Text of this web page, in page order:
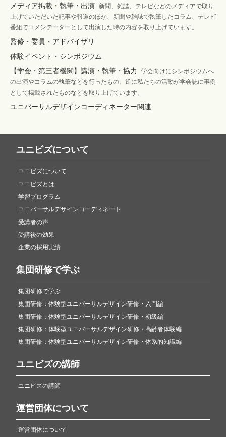
メディア掲載・執筆・出演
新聞、雑誌、テレビなどのメディアで取り
上げていただいた記事や報道のほか、新聞や雑誌で執筆したコラム、テレビ
番組でコメンテーターとして出演した時の内容を取り上げています。
監修・委員・アドバイザリ
体験イベント・シンポジウム
【学会・第三者機関】講演・執筆・協力
学会向けにシンポジウムへ
の出演やコラムの執筆などを行ったもの、逆に私たちの活動が学会誌に事例
として掲載されたものなどを取り上げています。
ユニバーサルデザインコーディネーター関連
ユニビズについて
ユニビズについて
ユニビズとは
学習プログラム
ユニバーサルデザインコーディネート
受講者の声
受講後の効果
企業の採用実績
集団研修で学ぶ
集団研修で学ぶ
集団研修：体験型ユニバーサルデザイン研修・入門編
集団研修：体験型ユニバーサルデザイン研修・初級編
集団研修：体験型ユニバーサルデザイン研修・高齢者体験編
集団研修：体験型ユニバーサルデザイン研修・体系的知識編
ユニビズの講師
ユニビズの講師
運営団体について
運営団体について